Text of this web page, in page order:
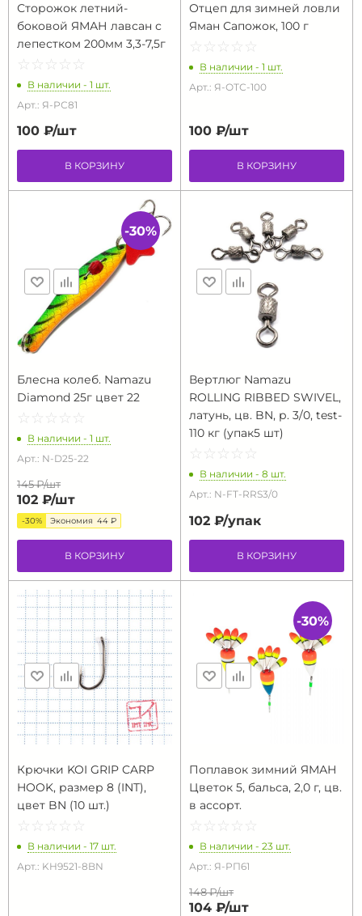
Сторожок летний-
боковой ЯМАН лавсан с
лепестком 200мм 3,3-7,5г
☆ ☆ ☆ ☆ ☆
★ ★ ★ ★ ★
В наличии - 1 шт.
Арт.: Я-РС81
100 ₽/шт
В КОРЗИНУ
Отцеп для зимней ловли
Яман Сапожок, 100 г
☆ ☆ ☆ ☆ ☆
★ ★ ★ ★ ★
В наличии - 1 шт.
Арт.: Я-ОТС-100
100 ₽/шт
В КОРЗИНУ
Блесна колеб. Namazu
Diamond 25г цвет 22
☆ ☆ ☆ ☆ ☆
★ ★ ★ ★ ★
В наличии - 1 шт.
Арт.: N-D25-22
145 ₽/шт
102 ₽/шт
-30% Экономия 44 ₽
В КОРЗИНУ
-30%
Вертлюг Namazu
ROLLING RIBBED SWIVEL,
латунь, цв. BN, р. 3/0, test-
110 кг (упак5 шт)
☆ ☆ ☆ ☆ ☆
★ ★ ★ ★ ★
В наличии - 8 шт.
Арт.: N-FT-RRS3/0
102 ₽/упак
В КОРЗИНУ
Крючки KOI GRIP CARP
HOOK, размер 8 (INT),
цвет BN (10 шт.)
☆ ☆ ☆ ☆ ☆
★ ★ ★ ★ ★
В наличии - 17 шт.
Арт.: KH9521-8BN
Поплавок зимний ЯМАН
Цветок 5, бальса, 2,0 г, цв.
в ассорт.
☆ ☆ ☆ ☆ ☆
★ ★ ★ ★ ★
В наличии - 23 шт.
Арт.: Я-РП61
148 ₽/шт
104 ₽/шт
-30%